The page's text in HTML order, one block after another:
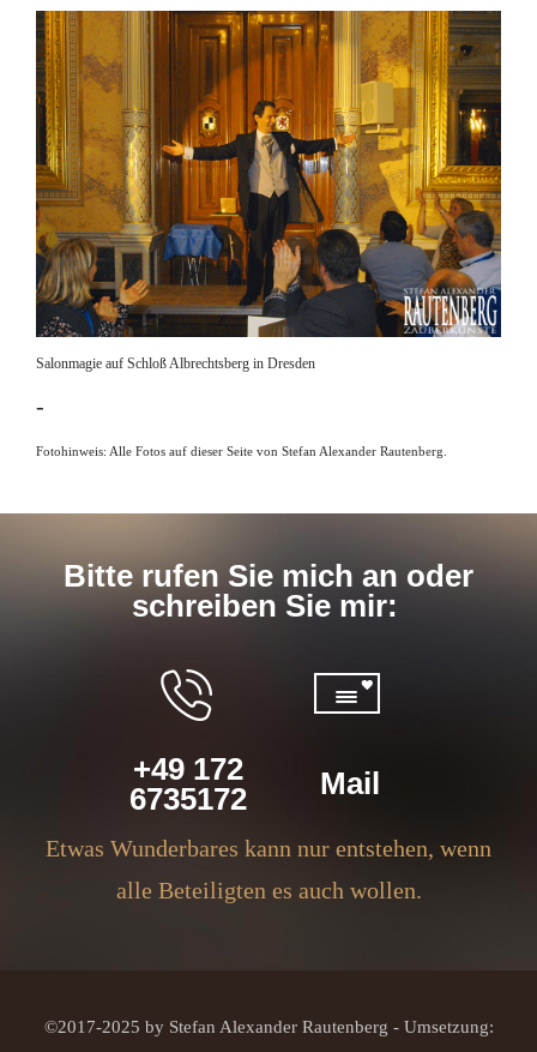
Salonmagie auf Schloß Albrechtsberg in Dresden
-
Fotohinweis: Alle Fotos auf dieser Seite von Stefan Alexander Rautenberg.
Bitte rufen Sie mich an oder
schreiben Sie mir:
+49 172
6735172
Mail
Etwas Wunderbares kann nur entstehen, wenn
alle Beteiligten es auch wollen.
©2017-2025 by Stefan Alexander Rautenberg - Umsetzung: